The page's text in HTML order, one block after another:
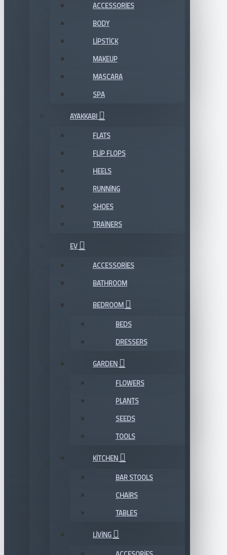
ACCESSORIES
BODY
LIPSTICK
MAKEUP
MASCARA
SPA
AYAKKABI
FLATS
FLIP FLOPS
HEELS
RUNNING
SHOES
TRAINERS
EV
ACCESSORIES
BATHROOM
BEDROOM
BEDS
DRESSERS
GARDEN
FLOWERS
PLANTS
SEEDS
TOOLS
KITCHEN
BAR STOOLS
CHAIRS
TABLES
LIVING